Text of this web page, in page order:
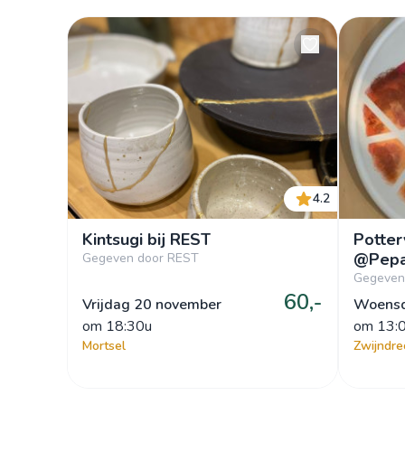
4.2
Kintsugi bij REST
Gegeven door REST
Vrijdag 20 november
om 18:30u
60,-
Mortsel
om